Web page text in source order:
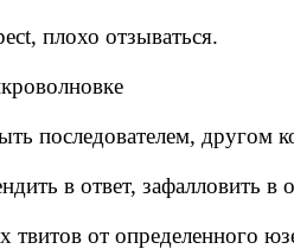
плохо отзываться.
последователем, другом
в ответ, зафалловить в
от определенного